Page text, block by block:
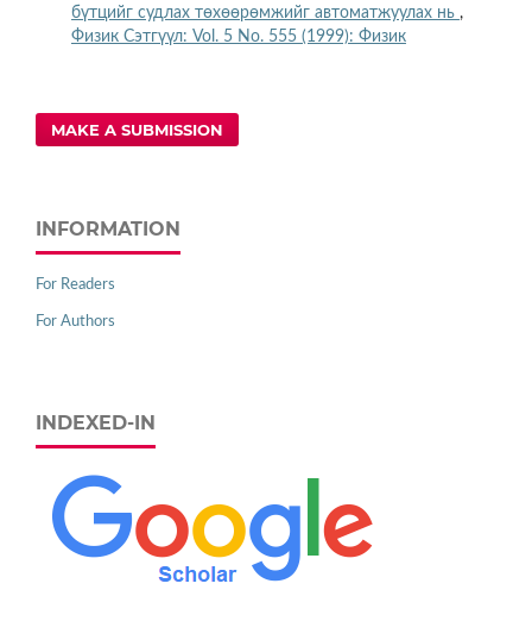
бүтцийг судлах төхөөрөмжийг автоматжуулах нь ,
Физик Сэтгүүл: Vol. 5 No. 555 (1999): Физик
MAKE A SUBMISSION
INFORMATION
For Readers
For Authors
INDEXED-IN